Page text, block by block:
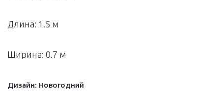
Длина: 1.5 м
Ширина: 0.7 м
Дизайн: Новогодний